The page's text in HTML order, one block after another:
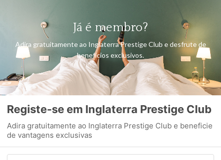
Já é membro?
Adira gratuitamente ao Inglaterra Prestige Club e desfrute de
benefícios exclusivos.
Registe-se em Inglaterra Prestige Club
Adira gratuitamente ao Inglaterra Prestige Club e beneficie
de vantagens exclusivas